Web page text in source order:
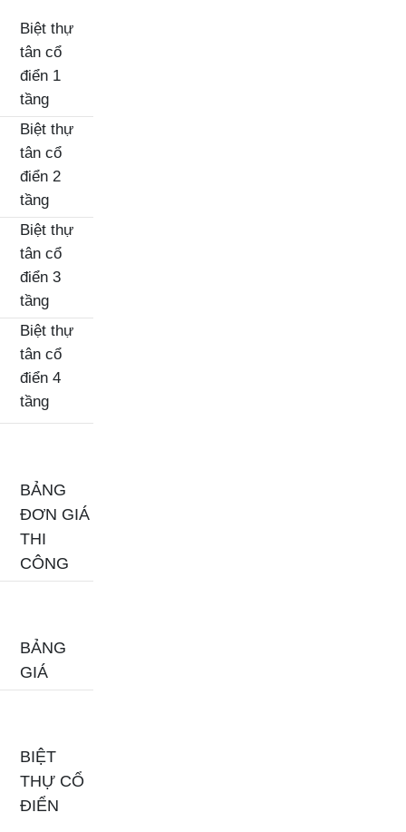
Biệt thự
tân cổ
điển 1
tầng
Biệt thự
tân cổ
điển 2
tầng
Biệt thự
tân cổ
điển 3
tầng
Biệt thự
tân cổ
điển 4
tầng
BẢNG
ĐƠN GIÁ
THI
CÔNG
BẢNG
GIÁ
BIỆT
THỰ CỔ
ĐIỂN